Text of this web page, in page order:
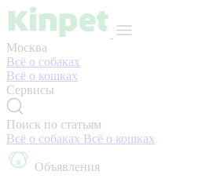
Москва
Всё о собаках
Всё о кошках
Сервисы
Поиск по статьям
Всё о собаках Всё о кошках
Объявления